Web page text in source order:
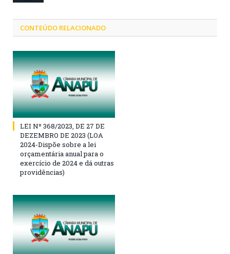
CONTEÚDO RELACIONADO
LEI Nº 368/2023, DE 27 DE
DEZEMBRO DE 2023 (LOA
2024-Dispõe sobre a lei
orçamentária anual para o
exercício de 2024 e dá outras
providências)